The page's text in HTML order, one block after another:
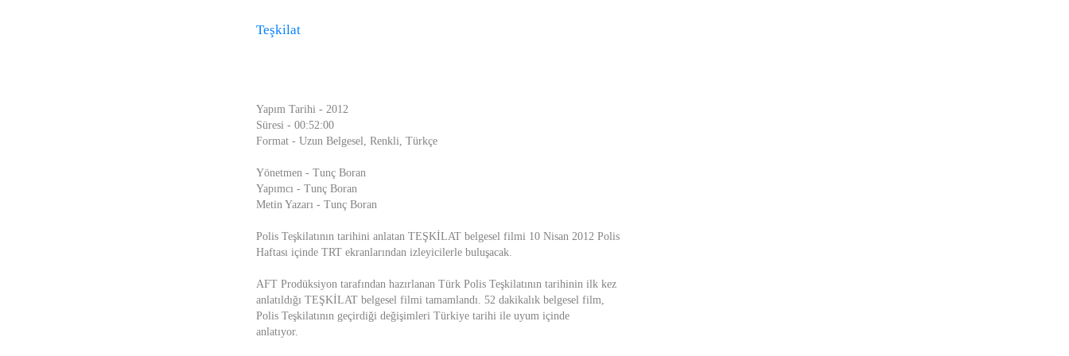
Teşkilat
Yapım Tarihi - 2012
Süresi - 00:52:00
Format - Uzun Belgesel, Renkli, Türkçe
Yönetmen - Tunç Boran
Yapımcı - Tunç Boran
Metin Yazarı - Tunç Boran
Polis Teşkilatının tarihini anlatan TEŞKİLAT belgesel filmi 10 Nisan 2012 Polis
Haftası içinde TRT ekranlarından izleyicilerle buluşacak.
AFT Prodüksiyon tarafından hazırlanan Türk Polis Teşkilatının tarihinin ilk kez
anlatıldığı TEŞKİLAT belgesel filmi tamamlandı. 52 dakikalık belgesel film,
Polis Teşkilatının geçirdiği değişimleri Türkiye tarihi ile uyum içinde
anlatıyor.